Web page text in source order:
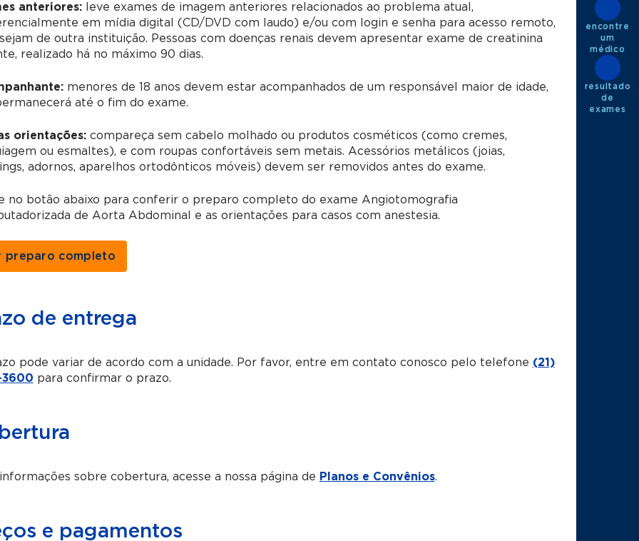
anteriores:leve exames de imagem anteriores relacionados ao problema atual,
em mídia digital (CD/DVD com laudo) e/ou com login e senha para acesso remoto,
de outra instituição. Pessoas com doenças renais devem apresentar exame de creatinina
realizado há no máximo 90 dias.
menores de 18 anos devem estar acompanhados de um responsável maior de idade,
até o fim do exame.
orientações:compareça sem cabelo molhado ou produtos cosméticos (como cremes,
ou esmaltes), e com roupas confortáveis sem metais. Acessórios metálicos (joias,
adornos, aparelhos ortodônticos móveis) devem ser removidos antes do exame.
no botão abaixo para conferir o preparo completo do exame Angiotomografia
de Aorta Abdominal e as orientações para casos com anestesia.
preparo completo
de entrega
pode variar de acordo com a unidade. Por favor, entre em contato conosco pelo telefone (21)
3600 para confirmar o prazo.
sobre cobertura, acesse a nossa página de Planos e Convênios.
e pagamentos
encontre
um
médico
resultado
de
exames